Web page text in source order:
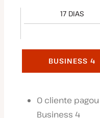
17 DIAS
BUSINESS 4
O cliente
Business 4